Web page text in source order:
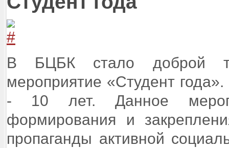
В БЦБК стало доброй
мероприятие «Студент
- 10 лет. Данное
формирования и
пропаганды активной